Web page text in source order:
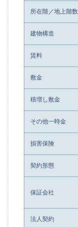
所在階／地上階数
建物構造
賃料
敷金
積増し敷金
その他一時金
損害保険
契約形態
保証会社
法人契約